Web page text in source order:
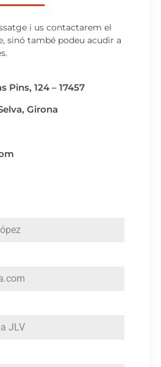
i us contactarem el
sinó també podeu acudir a
Pins, 124 – 17457
Girona